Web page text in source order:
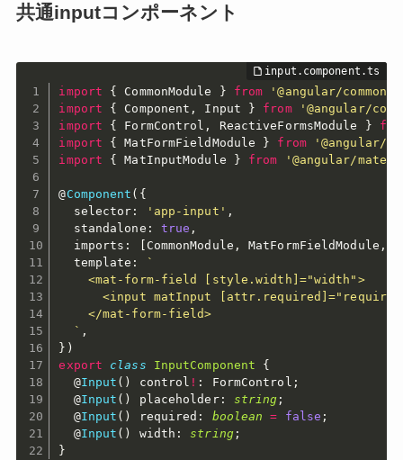
共通inputコンポーネント
import { CommonModule } from '@angular/common'
import
{ Component , Input } from
'@angular/
import
{ FormControl , ReactiveFormsModule }
import
{ MatFormFieldModule } from
'@angular/
import
{ MatInputModule } from '@angular/
@Component ( {
  selector
: 'app-input' ,
  standalone
: true ,
  imports
: CommonModule , MatFormFieldModule ,
  template
:
`
    <mat-form-field [style.width]="width">
<input matInput
    </mat-form-field>
  `
,
} )
export
class InputComponent
{
  @
Input ( ) control ! : FormControl ;
  @
Input ( ) placeholder: string ;
  @
Input ( ) required : boolean = false ;
  @
Input ( ) width : string;
}